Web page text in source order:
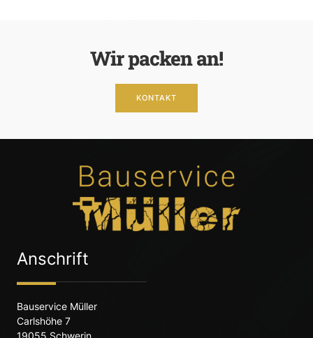
Wir packen an!
KONTAKT
Anschrift
Bauservice Müller
Carlshöhe 7
19055 Schwerin